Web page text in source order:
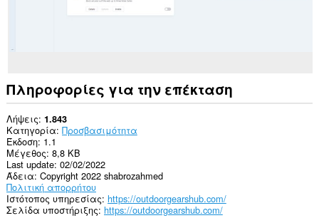
Πληροφορίες για την επέκταση
Λήψεις 1.843
Κατηγορία Προσβασιμότητα
Έκδοση 1.1
Μέγεθος 8,8 KB
Last update 02/02/2022
Άδεια Copyright 2022 shabrozahmed
Πολιτική απορρήτου
Ιστότοπος υπηρεσίας https://outdoorgearshub.com/
Σελίδα υποστήριξης https://outdoorgearshub.com/